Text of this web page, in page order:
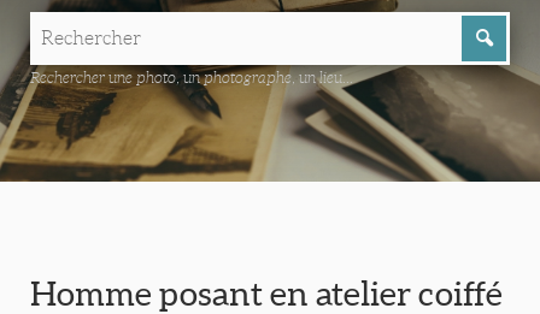
Rechercher une photo, un photographe, un lieu...
Homme posant en atelier coiffé